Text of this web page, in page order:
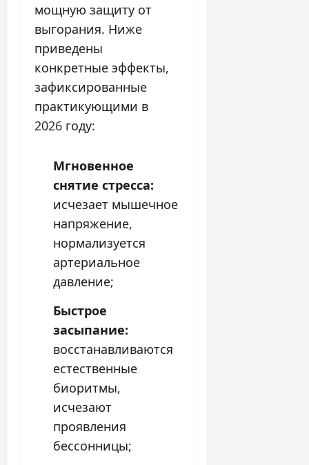
мощную защиту от
выгорания. Ниже
приведены
конкретные эффекты,
зафиксированные
практикующими в
2026 году:
Мгновенное
снятие стресса:
исчезает мышечное
напряжение,
нормализуется
артериальное
давление;
Быстрое
засыпание:
восстанавливаются
естественные
биоритмы,
исчезают
проявления
бессонницы;